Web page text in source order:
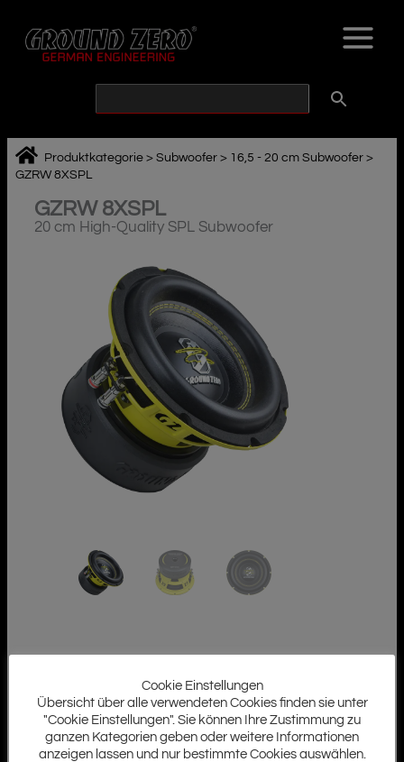
springen
Produktkategorie >Subwoofer > 16,5 - 20 cm Subwoofer >
GZRW 8XSPL
GZRW 8XSPL
20 cm High-Quality SPL Subwoofer
Cookie Einstellungen
Übersicht über alle verwendeten Cookies finden sie unter
"Cookie Einstellungen". Sie können Ihre Zustimmung zu
ganzen Kategorien geben oder weitere Informationen
anzeigen lassen und nur bestimmte Cookies auswählen.